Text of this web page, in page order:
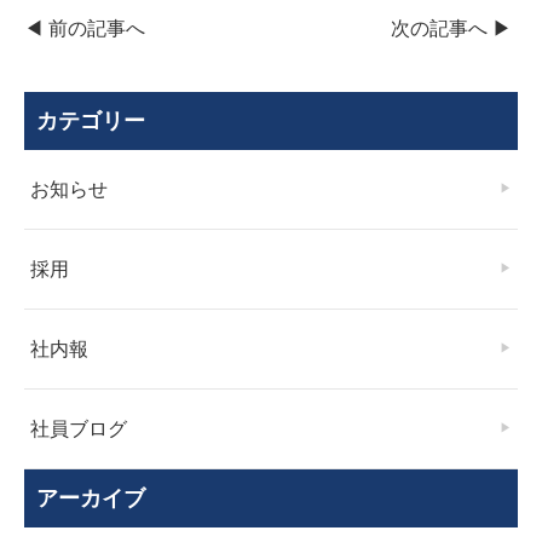
◀︎ 前の記事へ 次の記事へ ▶︎
カテゴリー
お知らせ
採用
社内報
社員ブログ
アーカイブ